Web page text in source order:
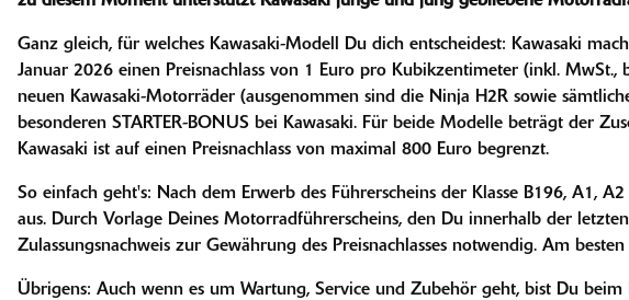
Ganz gleich, für welches Kawasaki-Modell Du dich entscheidest: Kawasaki
Januar 2026 einen Preisnachlass von 1 Euro pro Kubikzentimeter (inkl.
neuen Kawasaki-Motorräder (ausgenommen sind die Ninja H2R sowie
besonderen STARTER-BONUS bei Kawasaki. Für beide Modelle beträgt der
Kawasaki ist auf einen Preisnachlass von maximal 800 Euro begrenzt.
So einfach geht's: Nach dem Erwerb des Führerscheins der Klasse B196, A1,
aus. Durch Vorlage Deines Motorradführerscheins, den Du innerhalb der
Zulassungsnachweis zur Gewährung des Preisnachlasses notwendig. Am
Übrigens: Auch wenn es um Wartung, Service und Zubehör geht, bist Du